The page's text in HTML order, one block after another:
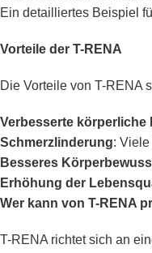
Ein detailliertes Beispiel
Vorteile der T-RENA
Die Vorteile von T-RENA
Verbesserte körperliche
Schmerzlinderung:
Besseres
Erhöhung der
Wer kann von T-RENA
T-RENA richtet sich an